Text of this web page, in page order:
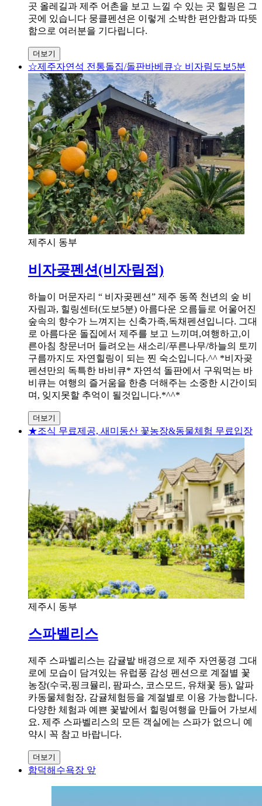
곳 올레길과 제주 어촌을 보고 느낄 수 있는 곳 힐링은 그
곳에 있습니다 뭉클펜션은 이렇게 소박한 편안함과 따뜻
함으로 여러분을 기다립니다.
더보기
☆제주자연석 전통돌집/돌판바베큐☆ 비자림도보5분
제주시 동부
비자곶펜션(비자림점)
하늘이 머문자리 “ 비자곶펜션” 제주 동쪽 천년의 숲 비
자림과, 힐링센터(도보5분) 아름다운 오름들로 어울어진
숲속의 향수가 느껴지는 신축가족,독채펜션입니다. 그대
로 아름다운 돌집에서 제주를 보고 느끼며,여행하고,이
른아침 창문너머 들려오는 새소리/푸른나무/하늘의 토끼
구름까지도 자연힐링이 되는 찐 숙소입니다.^^ *비자곶
펜션만의 독특한 바비큐* 자연석 돌판에서 구워먹는 바
비큐는 여행의 즐거움을 한층 더해주는 소중한 시간이되
며, 잊지못할 추억이 될것입니다.*^^*
더보기
★조식 무료제공, 새미동산 꽃농장&동물체험 무료입장
제주시 동부
스파벨리스
제주 스파벨리스는 감귤밭 배경으로 제주 자연풍경 그대
로에 모습이 담겨있는 유럽풍 감성 펜션으로 계절별 꽃
농장(수국,핑크뮬리, 팜파스, 코스모드, 유채꽃 등), 알파
카동물체험장, 감귤체험등을 계절별로 이용 가능합니다.
다양한 체험과 예쁜 꽃밭에서 힐링여행을 만들어 가보세
요. 제주 스파벨리스의 모든 객실에는 스파가 없으니 예
약시 꼭 참고 바랍니다.
더보기
함덕해수욕장 앞